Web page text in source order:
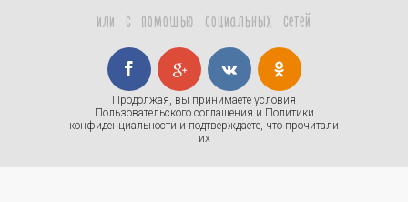
или с помощью социальных сетей
Продолжая, вы принимаете условия
Пользовательского соглашения и Политики
конфиденциальности и подтверждаете, что прочитали
их